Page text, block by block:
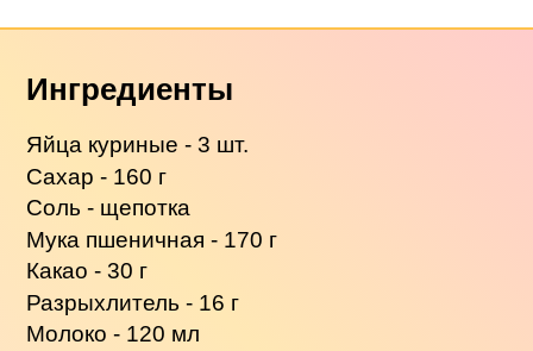
Ингредиенты
Яйца куриные - 3 шт.
Сахар - 160 г
Соль - щепотка
Мука пшеничная - 170 г
Какао - 30 г
Разрыхлитель - 16 г
Молоко - 120 мл